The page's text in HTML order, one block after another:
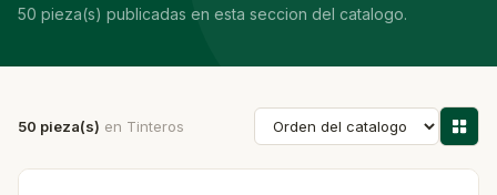
50 pieza(s) publicadas en esta seccion del catalogo.
50 pieza(s) en Tinteros